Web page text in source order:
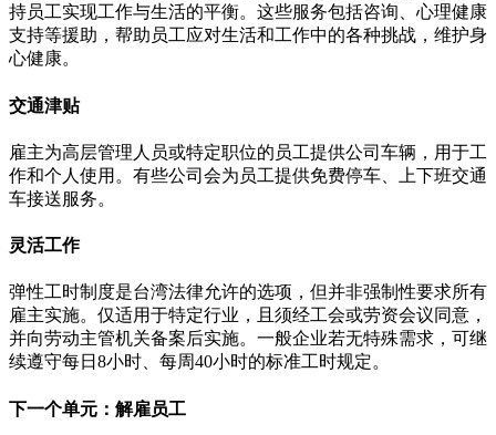
持员工实现工作与生活的平衡。这些服务包括咨询、心理健康
支持等援助，帮助员工应对生活和工作中的各种挑战，维护身
心健康。
交通津贴
雇主为高层管理人员或特定职位的员工提供公司车辆，用于工
作和个人使用。有些公司会为员工提供免费停车、上下班交通
车接送服务。
灵活工作
弹性工时制度是台湾法律允许的选项，但并非强制性要求所有
雇主实施。仅适用于特定行业，且须经工会或劳资会议同意，
并向劳动主管机关备案后实施。一般企业若无特殊需求，可继
续遵守每日8小时、每周40小时的标准工时规定。
下一个单元： 解雇员工